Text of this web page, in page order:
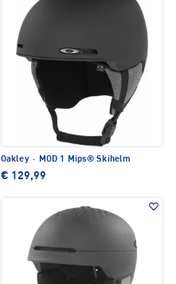
Oakley · MOD 1 Mips® Skihelm
€ 129,99